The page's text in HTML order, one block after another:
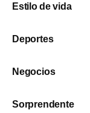
Estilo de vida
Deportes
Negocios
Sorprendente